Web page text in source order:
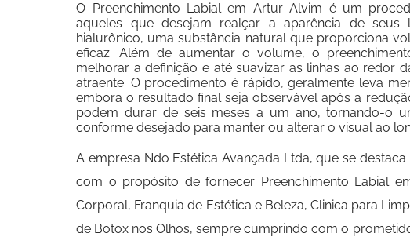
O Preenchimento Labial em Artur Alvim é um
aqueles que desejam realçar a aparência de seus
hialurônico, uma substância natural que proporciona
eficaz. Além de aumentar o volume, o
melhorar a definição e até suavizar as linhas ao redor
atraente. O procedimento é rápido, geralmente leva
embora o resultado final seja observável após a
podem durar de seis meses a um ano, tornando-o
conforme desejado para manter ou alterar o visual ao
A empresa Ndo Estética Avançada Ltda, que se
com o propósito de fornecer Preenchimento Labial
Corporal, Franquia de Estética e Beleza, Clinica para
de Botox nos Olhos, sempre cumprindo com o